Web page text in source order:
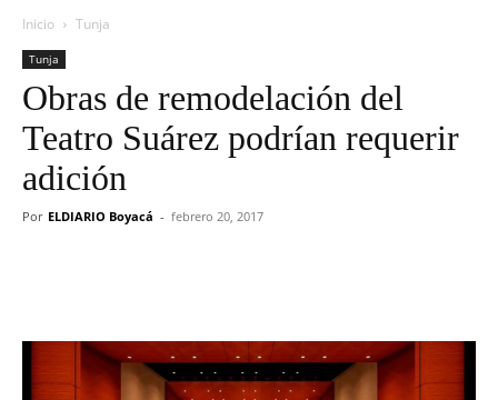
Inicio Tunja
Tunja
Obras de remodelación del
Teatro Suárez podrían requerir
adición
Por ELDIARIO Boyacá - febrero 20, 2017